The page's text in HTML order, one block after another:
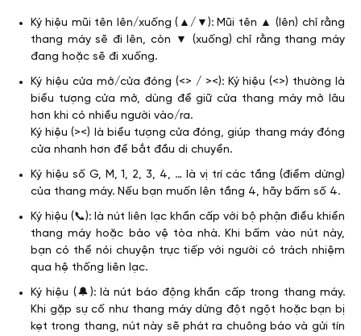
Ký hiệu mũi tên lên/xuống (▲/▼): Mũi tên ▲ (lên) chỉ rằng
thang máy sẽ đi lên, còn ▼ (xuống) chỉ rằng thang máy
đang hoặc sẽ đi xuống.
Ký hiệu cửa mở/cửa đóng (<> / ><): Ký hiệu (<>) thường là
biểu tượng cửa mở, dùng để giữ cửa thang máy mở lâu
hơn khi có nhiều người vào/ra.
Ký hiệu (><) là biểu tượng cửa đóng, giúp thang máy đóng
cửa nhanh hơn để bắt đầu di chuyển.
Ký hiệu số G, M, 1, 2, 3, 4, … là vị trí các tầng (điểm dừng)
của thang máy. Nếu bạn muốn lên tầng 4, hãy bấm số 4.
Ký hiệu (📞): là nút liên lạc khẩn cấp với bộ phận điều khiển
thang máy hoặc bảo vệ tòa nhà. Khi bấm vào nút này,
bạn có thể nói chuyện trực tiếp với người có trách nhiệm
qua hệ thống liên lạc.
Ký hiệu (🔔): là nút báo động khẩn cấp trong thang máy.
Khi gặp sự cố như thang máy dừng đột ngột hoặc bạn bị
kẹt trong thang, nút này sẽ phát ra chuông báo và gửi tín